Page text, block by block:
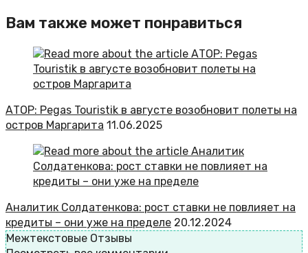
Вам также может понравиться
АТОР: Pegas Touristik в августе возобновит полеты на
остров Маргарита 11.06.2025
Аналитик Солдатенкова: рост ставки не повлияет на
кредиты – они уже на пределе 20.12.2024
Межтекстовые Отзывы